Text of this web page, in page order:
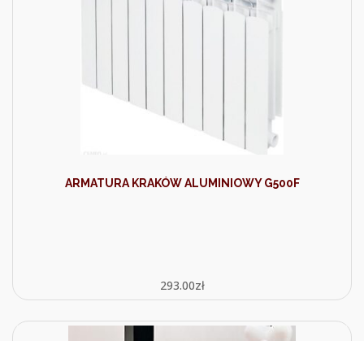
ARMATURA KRAKÓW ALUMINIOWY G500F
293.00zł